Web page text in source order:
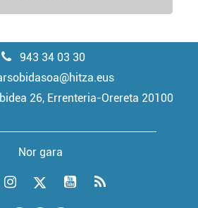
943 34 03 30
26, Errenteria-Orereta 20100
Nor gara